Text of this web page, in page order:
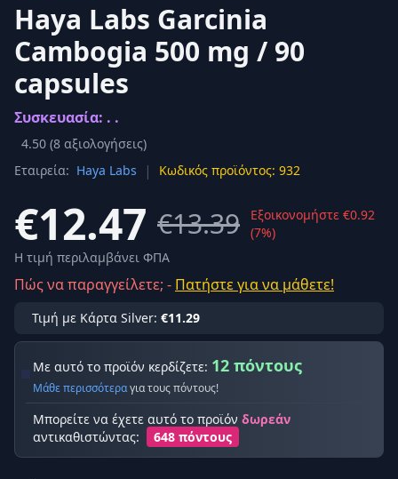
Haya Labs Garcinia
Cambogia 500 mg / 90
capsules
Συσκευασία: . .
4.50 (8 αξιολογήσεις)
Εταιρεία: Haya Labs | Κωδικός προϊόντος: 932
€12.47 €13.39
Εξοικονομήστε €0.92
(7%)
Η τιμή περιλαμβάνει ΦΠΑ
Πώς να παραγγείλετε; - Πατήστε για να μάθετε!
Τιμή με Κάρτα Silver: €11.29
Με αυτό το προϊόν κερδίζετε: 12 πόντους
Μάθε περισσότεραγια τους πόντους!
Μπορείτε να έχετε αυτό το προϊόν δωρεάν
αντικαθιστώντας:
648 πόντους